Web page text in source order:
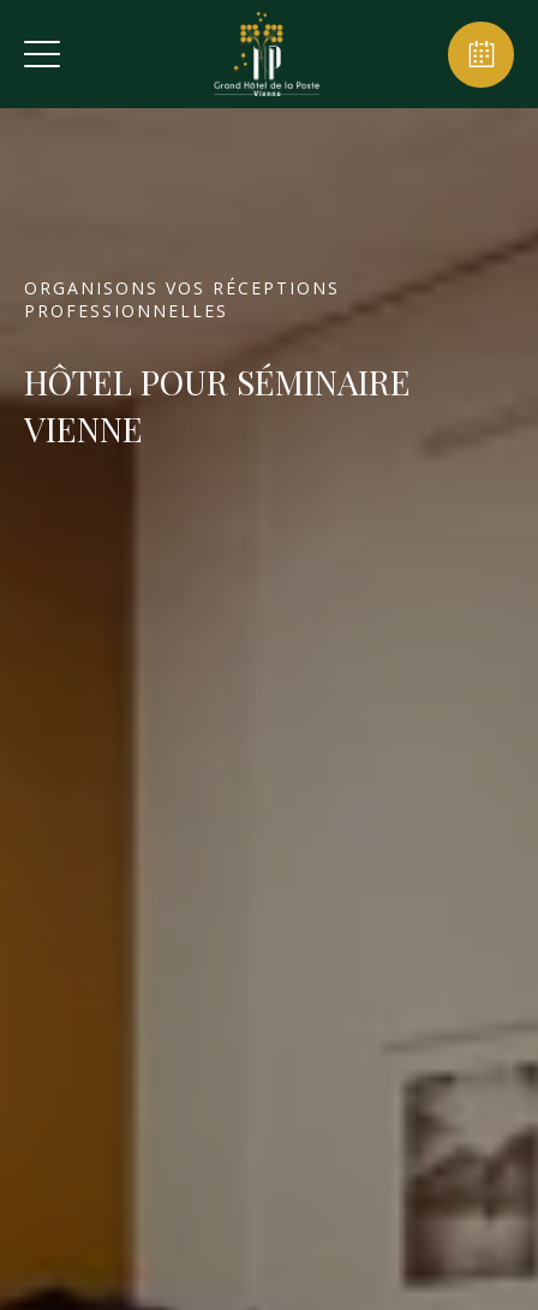
ORGANISONS VOS RÉCEPTIONS
PROFESSIONNELLES
HÔTEL POUR SÉMINAIRE
VIENNE